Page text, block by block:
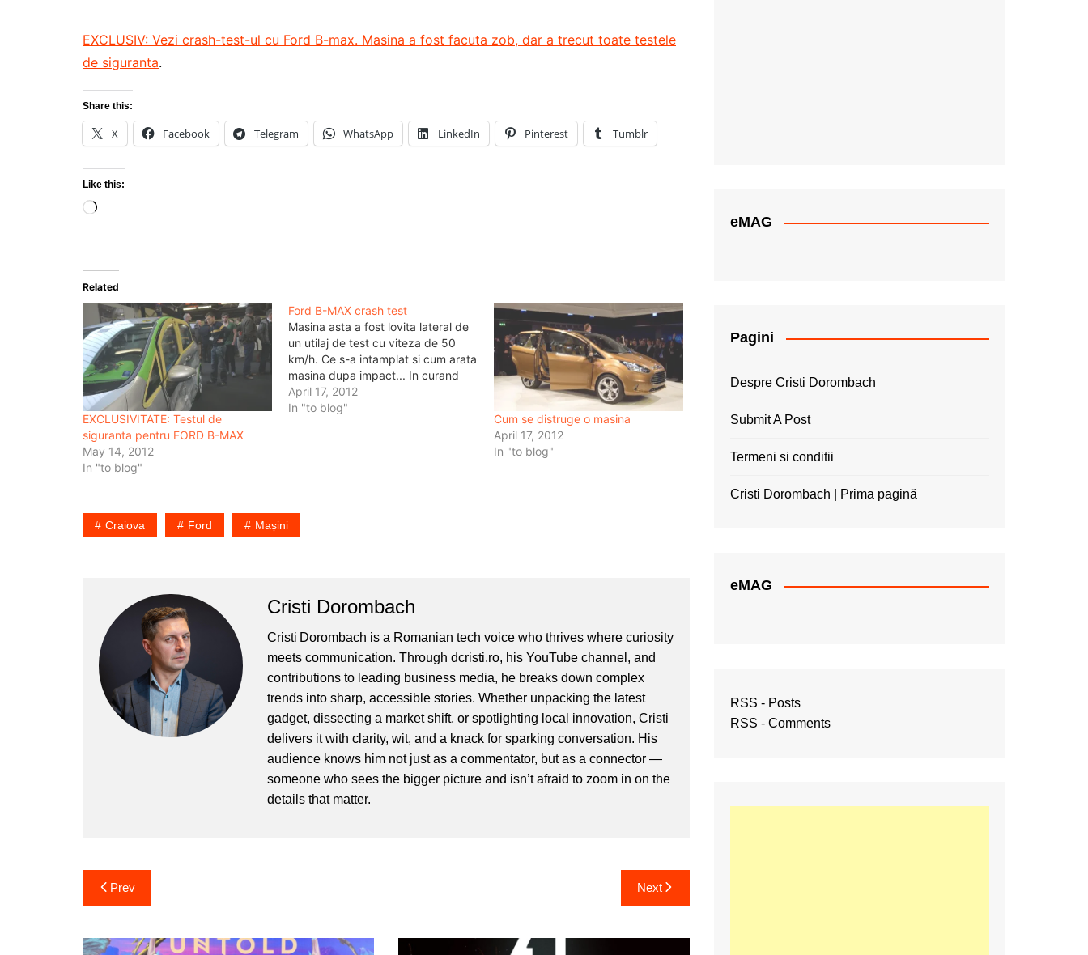
EXCLUSIV: Vezi crash-test-ul cu Ford B-max. Masina a fost facuta zob, dar a trecut toate testele
de siguranta.
Share this:
X Facebook Telegram WhatsApp LinkedIn Pinterest Tumblr
Like this:
Loading…
Related
EXCLUSIVITATE: Testul de
siguranta pentru FORD B-MAX
May 14, 2012
In "to blog"
Ford B-MAX crash test
Masina asta a fost lovita lateral de
un utilaj de test cu viteza de 50
km/h. Ce s-a intamplat si cum arata
masina dupa impact... In curand
April 17, 2012
In "to blog"
Cum se distruge o masina
April 17, 2012
In "to blog"
Craiova Ford Mașini
Cristi Dorombach
Cristi Dorombach is a Romanian tech voice who thrives where curiosity
meets communication. Through dcristi.ro, his YouTube channel, and
contributions to leading business media, he breaks down complex
trends into sharp, accessible stories. Whether unpacking the latest
gadget, dissecting a market shift, or spotlighting local innovation, Cristi
delivers it with clarity, wit, and a knack for sparking conversation. His
audience knows him not just as a commentator, but as a connector —
someone who sees the bigger picture and isn’t afraid to zoom in on the
details that matter.
Post
navigation
Prev Next
eMAG
Pagini
Despre Cristi Dorombach
Submit A Post
Termeni si conditii
Cristi Dorombach | Prima pagină
eMAG
RSS - Posts
RSS - Comments